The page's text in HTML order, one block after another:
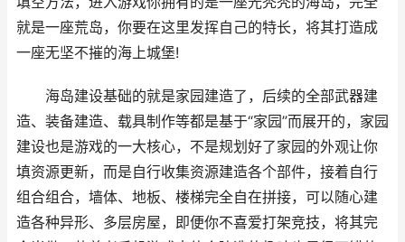
就是一座荒岛，你要在这里发挥自己的特长，将其打造成
一座无坚不摧的海上城堡!
海岛建设基础的就是家园建造了，后续的全部武器建
造、装备建造、载具制作等都是基于“家园”而展开的，家园
建设也是游戏的一大核心，不是规划好了家园的外观让你
填资源更新，而是自行收集资源建造各个部件，接着自行
组合组合，墙体、地板、楼梯完全自在拼接，可以随心建
造各种异形、多层房屋，即便你不喜爱打架竞技，将其完